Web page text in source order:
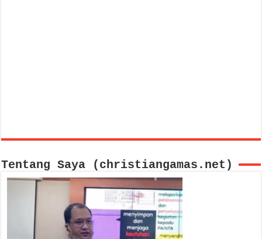
Tentang Saya (christiangamas.net)